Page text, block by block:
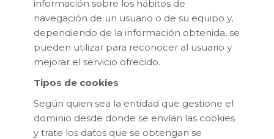
información sobre los hábitos de
navegación de un usuario o de su equipo y,
dependiendo de la información obtenida, se
pueden utilizar para reconocer al usuario y
mejorar el servicio ofrecido.
Tipos de cookies
Según quien sea la entidad que gestione el
dominio desde donde se envían las cookies
y trate los datos que se obtengan se